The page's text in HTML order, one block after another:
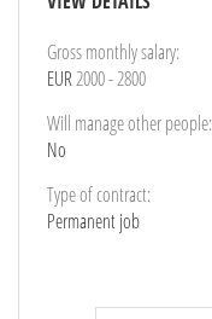
Gross monthly salary:
EUR2000-2800
Will manage other people:
No
Type of contract:
Permanent job